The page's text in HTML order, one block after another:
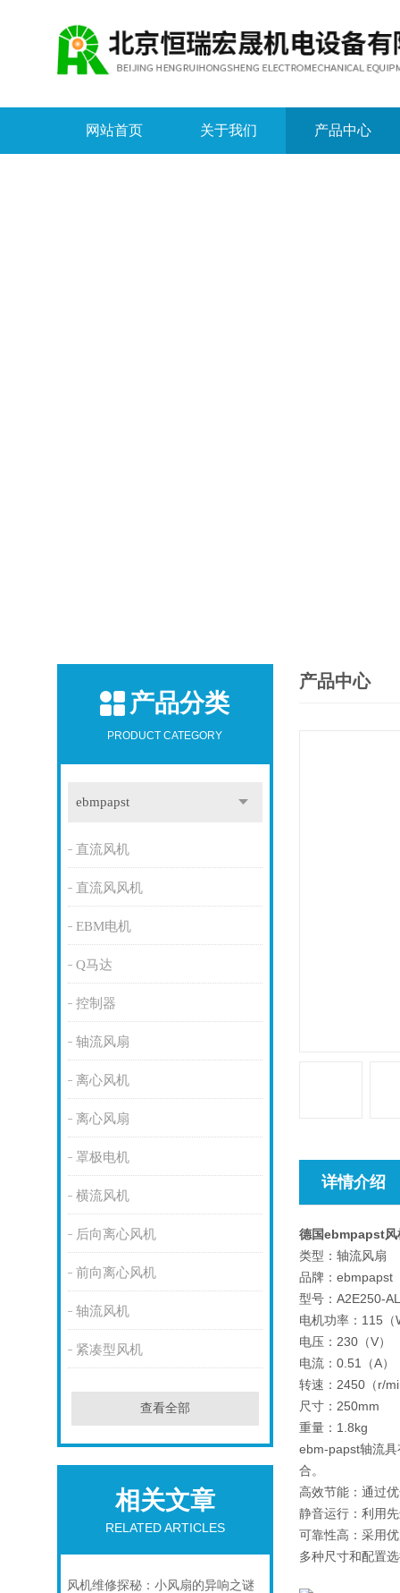
网站首页 关于我们 产品中心
产品分类
PRODUCT CATEGORY
ebmpapst
直流风机
直流风风机
EBM电机
Q马达
控制器
轴流风扇
离心风机
离心风扇
罩极电机
横流风机
后向离心风机
前向离心风机
轴流风机
紧凑型风机
查看全部
相关文章
RELATED ARTICLES
风机维修探秘：小风扇的异响之谜
产品中心
详情介绍
德国ebmpapst风
类型：轴流风扇
品牌：ebmpapst
型号：A2E250-
电机功率：115（
电压：230（V）
电流：0.51（A）
转速：2450（r/
尺寸：250mm
重量：1.8kg
ebm-papst轴流
合。
高效节能：通过
静音运行：利用
可靠性高：采用
多种尺寸和配置